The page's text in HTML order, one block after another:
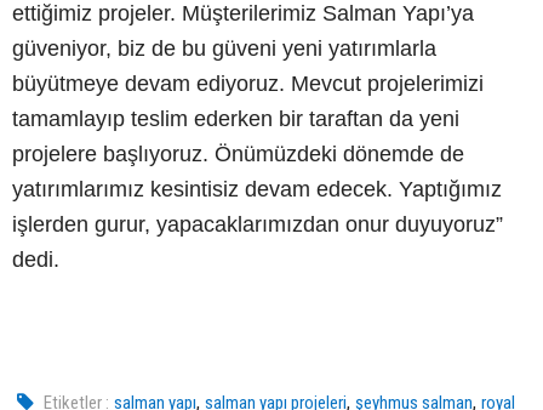
ettiğimiz projeler. Müşterilerimiz Salman Yapı’ya
güveniyor, biz de bu güveni yeni yatırımlarla
büyütmeye devam ediyoruz. Mevcut projelerimizi
tamamlayıp teslim ederken bir taraftan da yeni
projelere başlıyoruz. Önümüzdeki dönemde de
yatırımlarımız kesintisiz devam edecek. Yaptığımız
işlerden gurur, yapacaklarımızdan onur duyuyoruz”
dedi.
Etiketler : salman yapı,salman yapı projeleri,şeyhmus salman,royal